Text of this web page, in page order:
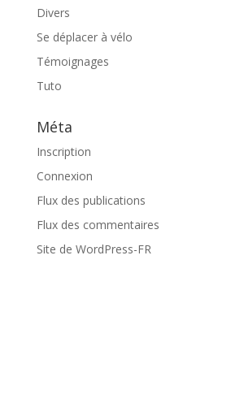
Divers
Se déplacer à vélo
Témoignages
Tuto
Méta
Inscription
Connexion
Flux des publications
Flux des commentaires
Site de WordPress-FR